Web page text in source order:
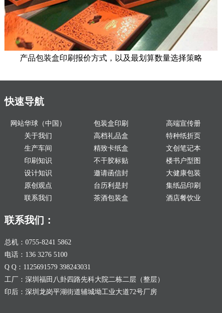
产品包装盒印刷报价方式，以及最划算数量选择策略
快速导航
网站华球（中国）
关于我们
生产车间
印刷知识
设计知识
原创观点
联系我们
包装盒印刷
高档礼品盒
精致卡纸盒
不干胶标贴
邀请函信封
台历利是封
茶酒包装盒
高端宣传册
特种纸折页
文创笔记本
楼书户型图
大健康包装
集纸品印刷
酒店餐饮业
联系我们：
总机：0755-8241 5862
电话：136 3276 5100
Q Q：1125691579 398243031
工厂：深圳福田八卦四路先科大院二栋二层（整层）
印后：深圳龙岗平湖街道辅城坳工业大道72号厂房